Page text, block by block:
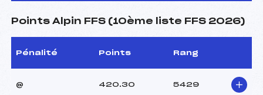
Points Alpin FFS (10ème liste FFS 2026)
Pénalité Points Rang
@ 420.30 5429